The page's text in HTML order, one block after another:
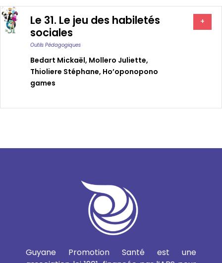
Le 31. Le jeu des habiletés
sociales
Outils Pédagogiques
Bedart Mickaël, Mollero Juliette,
Thioliere Stéphane, Ho’oponopono
games
+
Guyane Promotion Santé est une